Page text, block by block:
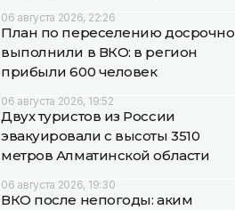
06 августа 2026, 22:26
План по переселению досрочно
выполнили в ВКО: в регион
прибыли 600 человек
06 августа 2026, 19:52
Двух туристов из России
эвакуировали с высоты 3510
метров Алматинской области
06 августа 2026, 19:30
ВКО после непогоды: аким